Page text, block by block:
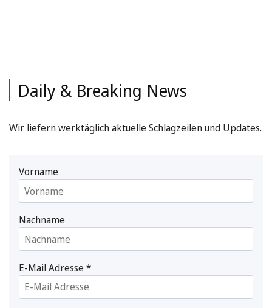
Daily & Breaking News
Wir liefern werktäglich aktuelle Schlagzeilen und Updates.
Vorname
Nachname
E-Mail Adresse*